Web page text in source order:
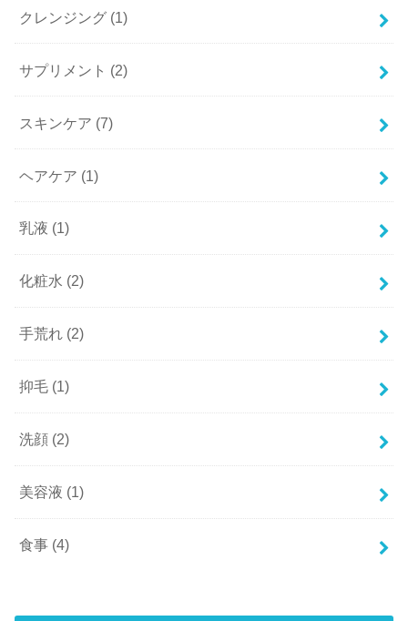
クレンジング (1)
サプリメント (2)
スキンケア (7)
ヘアケア (1)
乳液 (1)
化粧水 (2)
手荒れ (2)
抑毛 (1)
洗顔 (2)
美容液 (1)
食事 (4)